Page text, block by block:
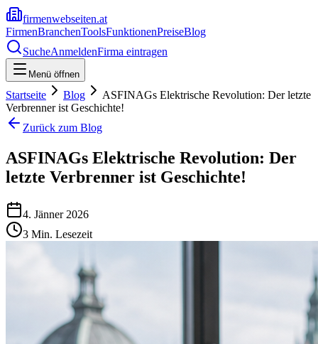
firmenwebseiten.at
FirmenBranchenToolsFunktionenPreiseBlog
SucheAnmeldenFirma eintragen
Menü öffnen
Startseite Blog
ASFINAGs Elektrische Revolution: Der letzte
Verbrenner ist Geschichte!
Zurück zum Blog
ASFINAGs Elektrische Revolution: Der
letzte Verbrenner ist Geschichte!
4. Jänner 2026
3 Min. Lesezeit